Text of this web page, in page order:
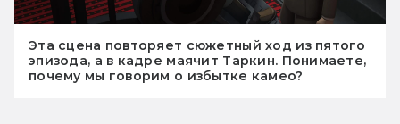
Эта сцена повторяет сюжетный ход из пятого
эпизода, а в кадре маячит Таркин. Понимаете,
почему мы говорим о избытке камео?